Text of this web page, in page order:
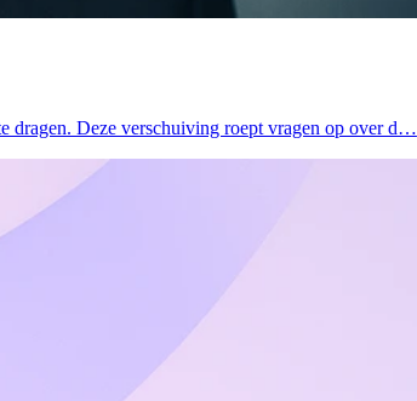
dragen. Deze verschuiving roept vragen op over d…